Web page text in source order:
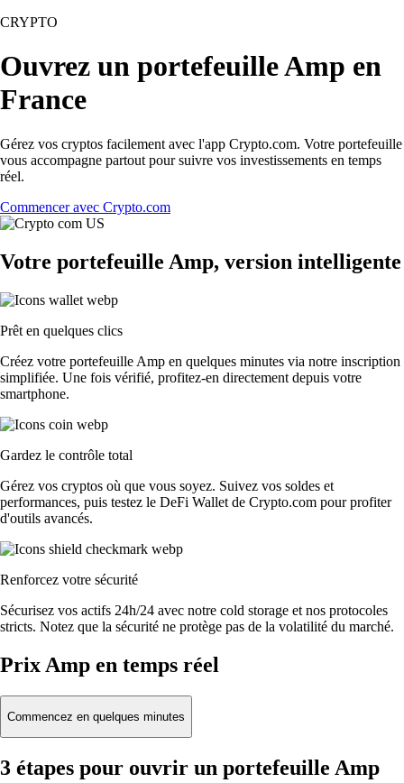
CRYPTO
Ouvrez un portefeuille Amp en
France
Gérez vos cryptos facilement avec l'app Crypto.com. Votre portefeuille
vous accompagne partout pour suivre vos investissements en temps
réel.
Commencer avec Crypto.com
Votre portefeuille Amp, version intelligente
Prêt en quelques clics
Créez votre portefeuille Amp en quelques minutes via notre inscription
simplifiée. Une fois vérifié, profitez-en directement depuis votre
smartphone.
Gardez le contrôle total
Gérez vos cryptos où que vous soyez. Suivez vos soldes et
performances, puis testez le DeFi Wallet de Crypto.com pour profiter
d'outils avancés.
Renforcez votre sécurité
Sécurisez vos actifs 24h/24 avec notre cold storage et nos protocoles
stricts. Notez que la sécurité ne protège pas de la volatilité du marché.
Prix Amp en temps réel
Commencez en quelques minutes
3 étapes pour ouvrir un portefeuille Amp